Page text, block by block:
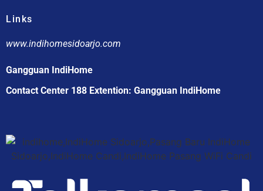
Links
www.indihomesidoarjo.com
Gangguan IndiHome
Contact Center 188 Extention: Gangguan IndiHome